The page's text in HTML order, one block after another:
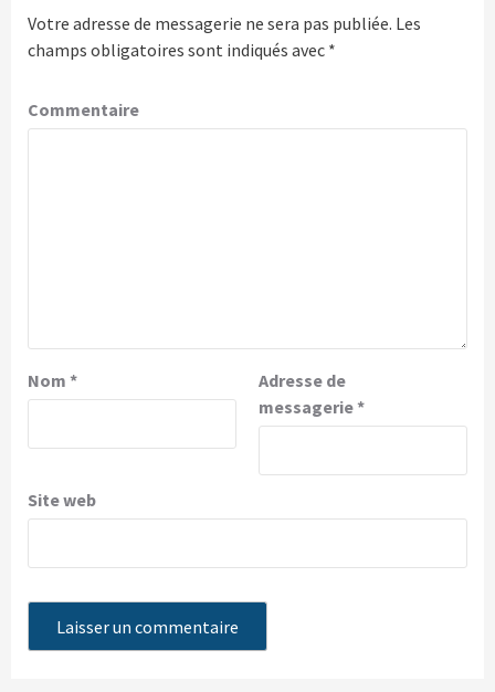
Votre adresse de messagerie ne sera pas publiée. Les
champs obligatoires sont indiqués avec *
Commentaire
Nom *
Adresse de
messagerie*
Site web